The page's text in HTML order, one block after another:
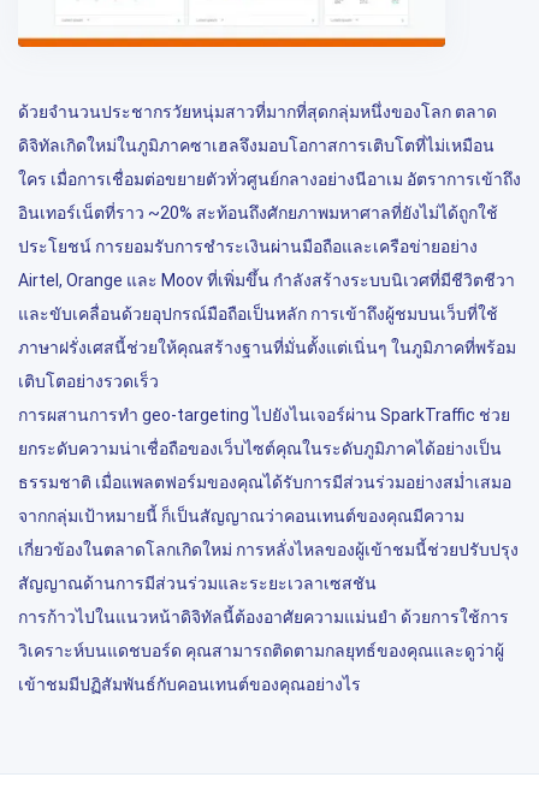
ด้วยจำนวนประชากรวัยหนุ่มสาวที่มากที่สุดกลุ่มหนึ่งของโลก ตลาด
ดิจิทัลเกิดใหม่ในภูมิภาคซาเฮลจึงมอบโอกาสการเติบโตที่ไม่เหมือน
ใคร เมื่อการเชื่อมต่อขยายตัวทั่วศูนย์กลางอย่างนีอาเม อัตราการเข้าถึง
อินเทอร์เน็ตที่ราว ~20% สะท้อนถึงศักยภาพมหาศาลที่ยังไม่ได้ถูกใช้
ประโยชน์ การยอมรับการชำระเงินผ่านมือถือและเครือข่ายอย่าง
Airtel, Orange และ Moov ที่เพิ่มขึ้น กำลังสร้างระบบนิเวศที่มีชีวิตชีวา
และขับเคลื่อนด้วยอุปกรณ์มือถือเป็นหลัก การเข้าถึงผู้ชมบนเว็บที่ใช้
ภาษาฝรั่งเศสนี้ช่วยให้คุณสร้างฐานที่มั่นตั้งแต่เนิ่นๆ ในภูมิภาคที่พร้อม
เติบโตอย่างรวดเร็ว
การผสานการทำ geo-targeting ไปยังไนเจอร์ผ่าน SparkTraffic ช่วย
ยกระดับความน่าเชื่อถือของเว็บไซต์คุณในระดับภูมิภาคได้อย่างเป็น
ธรรมชาติ เมื่อแพลตฟอร์มของคุณได้รับการมีส่วนร่วมอย่างสม่ำเสมอ
จากกลุ่มเป้าหมายนี้ ก็เป็นสัญญาณว่าคอนเทนต์ของคุณมีความ
เกี่ยวข้องในตลาดโลกเกิดใหม่ การหลั่งไหลของผู้เข้าชมนี้ช่วยปรับปรุง
สัญญาณด้านการมีส่วนร่วมและระยะเวลาเซสชัน
การก้าวไปในแนวหน้าดิจิทัลนี้ต้องอาศัยความแม่นยำ ด้วยการใช้การ
วิเคราะห์บนแดชบอร์ด คุณสามารถติดตามกลยุทธ์ของคุณและดูว่าผู้
เข้าชมมีปฏิสัมพันธ์กับคอนเทนต์ของคุณอย่างไร